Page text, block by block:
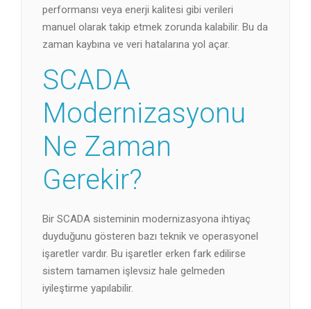
performansı veya enerji kalitesi gibi verileri
manuel olarak takip etmek zorunda kalabilir. Bu da
zaman kaybına ve veri hatalarına yol açar.
SCADA
Modernizasyonu
Ne Zaman
Gerekir?
Bir SCADA sisteminin modernizasyona ihtiyaç
duyduğunu gösteren bazı teknik ve operasyonel
işaretler vardır. Bu işaretler erken fark edilirse
sistem tamamen işlevsiz hale gelmeden
iyileştirme yapılabilir.